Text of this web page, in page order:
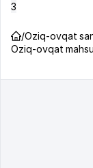
3
/Oziq-ovqat
Oziq-ovqat